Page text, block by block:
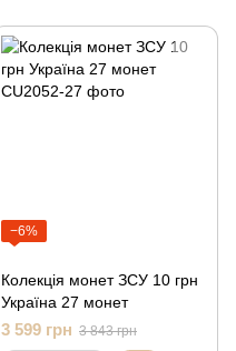
−6%
Колекція монет ЗСУ 10 грн
Україна 27 монет
3 599 грн 3 843 грн